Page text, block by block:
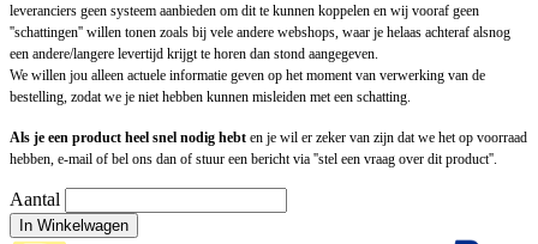
leveranciers geen systeem aanbieden om dit te kunnen koppelen en wij vooraf geen
''schattingen'' willen tonen zoals bij vele andere webshops, waar je helaas achteraf alsnog
een andere/langere levertijd krijgt te horen dan stond aangegeven.
We willen jou alleen actuele informatie geven op het moment van verwerking van de
bestelling, zodat we je niet hebben kunnen misleiden met een schatting.
Als je een product heel snel nodig hebt en je wil er zeker van zijn dat we het op voorraad
hebben, e-mail of bel ons dan of stuur een bericht via ''stel een vraag over dit product''.
Aantal
In Winkelwagen